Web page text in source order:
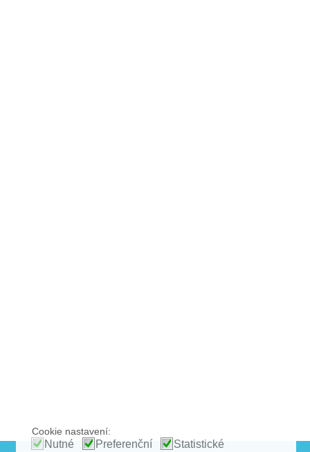
Cookie nastavení:
Nutné Preferenční
Statistické